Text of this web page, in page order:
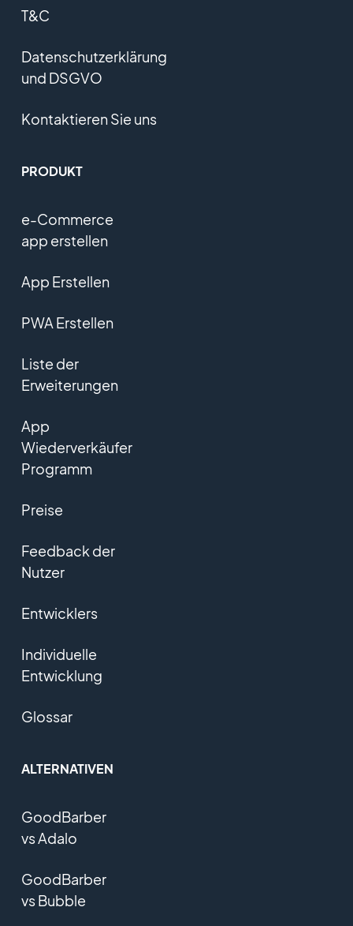
T&C
Datenschutzerklärung
und DSGVO
Kontaktieren Sie uns
PRODUKT
e-Commerce
app erstellen
App Erstellen
PWA Erstellen
Liste der
Erweiterungen
App
Wiederverkäufer
Programm
Preise
Feedback der
Nutzer
Entwicklers
Individuelle
Entwicklung
Glossar
ALTERNATIVEN
GoodBarber
vs Adalo
GoodBarber
vs Bubble